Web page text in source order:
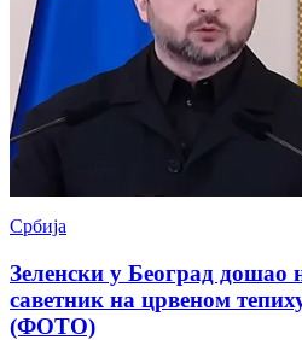
Србија
Зеленски у Београд дошао
саветник на црвеном
(ФОТО)